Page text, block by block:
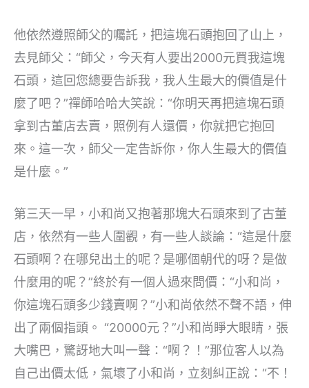
他依然遵照師父的囑託，把這塊石頭抱回了山上，
去見師父：“師父，今天有人要出2000元買我這塊
石頭，這回您總要告訴我，我人生最大的價值是什
麼了吧？”禪師哈哈大笑說：“你明天再把這塊石頭
拿到古董店去賣，照例有人還價，你就把它抱回
來。這一次，師父一定告訴你，你人生最大的價值
是什麼。”
第三天一早，小和尚又抱著那塊大石頭來到了古董
店，依然有一些人圍觀，有一些人談論：“這是什麼
石頭啊？在哪兒出土的呢？是哪個朝代的呀？是做
什麼用的呢？”終於有一個人過來問價：“小和尚，
你這塊石頭多少錢賣啊？”小和尚依然不聲不語，伸
出了兩個指頭。 “20000元？”小和尚睜大眼睛，張
大嘴巴，驚訝地大叫一聲：“啊？！”那位客人以為
自己出價太低，氣壞了小和尚，立刻糾正說：“不！